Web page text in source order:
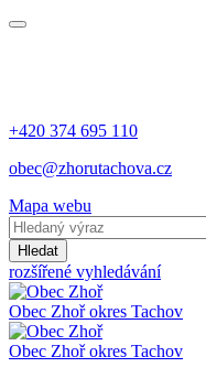
+420 374 695 110
obec@zhorutachova.cz
Mapa webu
Hledat
rozšířené vyhledávání
Obec Zhoř okres Tachov
Obec Zhoř okres Tachov